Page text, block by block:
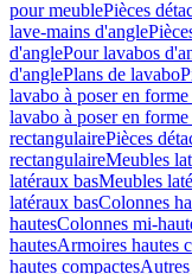
pour meublePièces
lave-mains d'angle
d'anglePour lavabos
d'anglePlans de lavabo
lavabo à poser en
lavabo à poser en
rectangulairePièces
rectangulaireMeubles
latéraux basMeubles
latéraux basColonnes
hautesColonnes mi-
hautesArmoires hautes
hautes compactes